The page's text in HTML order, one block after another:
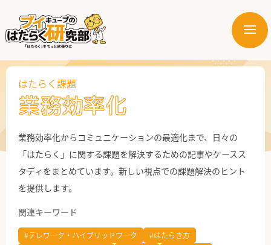
メ
ー
はたらく部署
はたらく課題
はたらく製品・サービス
はたらく課題
業務効率化
業務効率化からコミュニケーションの最適化まで、日々の
「はたらく」に関する課題を解決するための記事やケースス
タディをまとめています。新しい視点での課題解決のヒント
を提供します。
関連キーワード
#テレワーク・ハイブリッドワーク
#はたらき方